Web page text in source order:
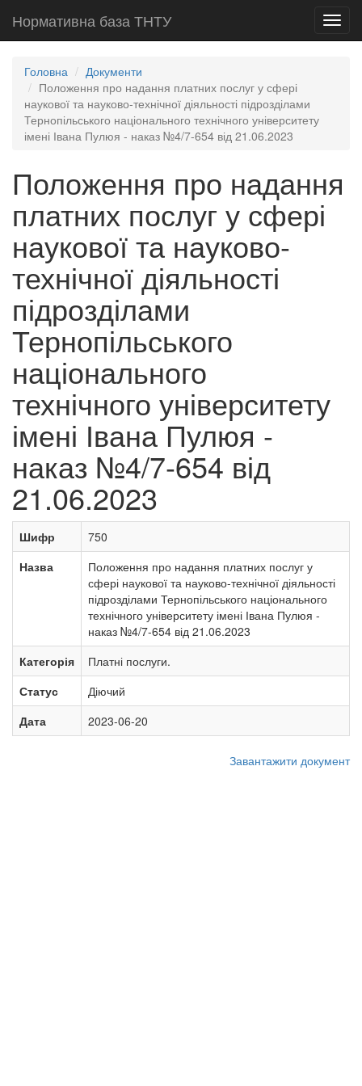
Нормативна база ТНТУ
Головна
Документи
Положення про надання платних послуг у сфері
наукової та науково-технічної діяльності підрозділами
Тернопільського національного технічного університету
імені Івана Пулюя - наказ №4/7-654 від 21.06.2023
Положення про надання
платних послуг у сфері
наукової та науково-
технічної діяльності
підрозділами
Тернопільського
національного
технічного університету
імені Івана Пулюя -
наказ №4/7-654 від
21.06.2023
Шифр
750
Назва
Положення про надання платних послуг у
сфері наукової та науково-технічної діяльності
підрозділами Тернопільського національного
технічного університету імені Івана Пулюя -
наказ №4/7-654 від 21.06.2023
Категорія
Платні послуги.
Статус
Діючий
Дата
2023-06-20
Завантажити документ